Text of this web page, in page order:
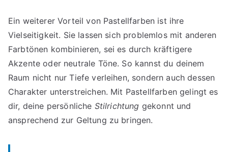
Ein weiterer Vorteil von Pastellfarben ist ihre
Vielseitigkeit. Sie lassen sich problemlos mit anderen
Farbtönen kombinieren, sei es durch kräftigere
Akzente oder neutrale Töne. So kannst du deinem
Raum nicht nur Tiefe verleihen, sondern auch dessen
Charakter unterstreichen. Mit Pastellfarben gelingt es
dir, deine persönliche Stilrichtung gekonnt und
ansprechend zur Geltung zu bringen.